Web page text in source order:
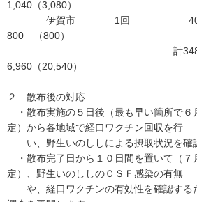
1,040（3,080）
伊賀市 1回
800 （800）
計348（
6,960（20,540）
２ 散布後の対応
・散布実施の５日後（最も早い箇所で６
定）から各地域で経口ワクチン回収を行
い、野生いのししによる摂取状況を確
・散布完了日から１０日間を置いて（７
定）、野生いのししのＣＳＦ感染の有無
や、経口ワクチンの有効性を確認する